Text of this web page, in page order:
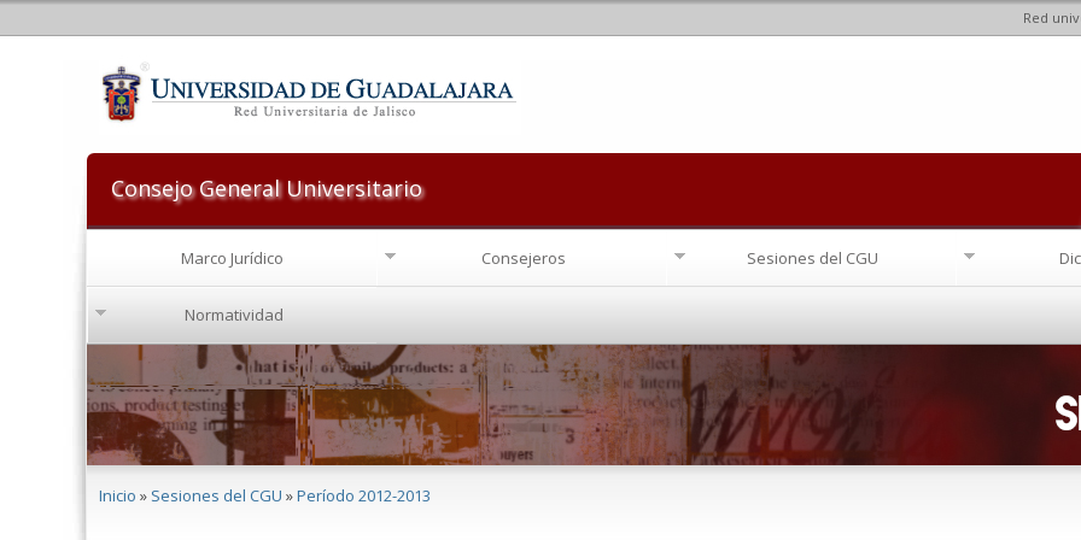
Red
Consejo General Universitario
Marco Jurídico Consejeros Sesiones del CGU
Normatividad
Inicio » Sesiones del CGU »Período 2012-2013